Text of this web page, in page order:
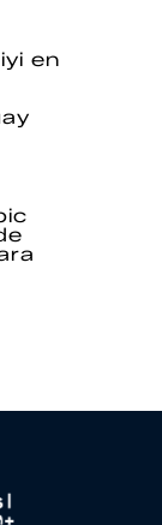
en